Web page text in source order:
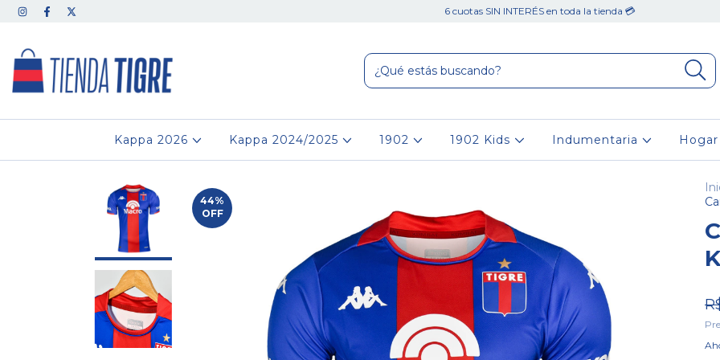
6 cuotas SIN INTERÉS en toda la tienda 💳
Kappa 2026 Kappa 2024/2025 1902 1902 Kids Indumentaria
44%
OFF